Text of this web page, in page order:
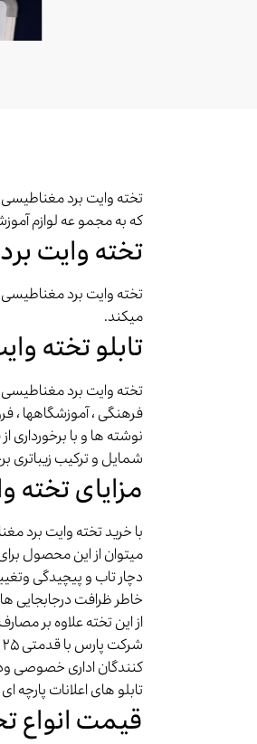
تخته وایت برد
که به مجمو عه لوازم
تخته وایت
تخته وایت برد
میکند.
تابلو تخته
تخته وایت برد
فرهنگی ، آموزشگاهها ،
نوشته ها و با
شمایل و ترکیب زیباتری
مزایای
با خرید تخته وایت برد
میتوان از این محصول
دچار تاب و پیچیدگی
خاطر ظرافت درجابجایی
از این تخته علاوه بر
کنندگان اداری خصوصی
تابلو های اعلانات
قیمت انواع